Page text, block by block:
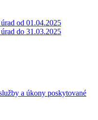
od 01.04.2025
do 31.03.2025
a úkony poskytované